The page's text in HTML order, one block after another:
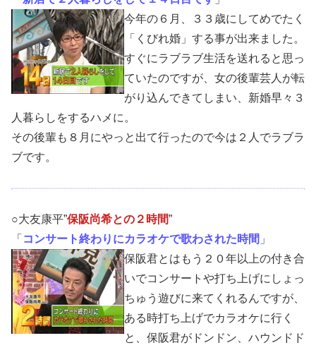
今年の６月、３３歳にしてめでたく
「くびれ婚」する事が出来ました。
すぐにラブラブ生活を送れると思っ
ていたのですが、女の後輩芸人が転
がり込んできてしまい、新婚早々３
人暮らしをするハメに。
その後輩も８月にやっと出て行ったので今は２人でラブラ
ブです。
○大友康平”保阪尚希との２時間”
「 コンサート終わりにカラオケで歌わされた時間 」
保阪君とはもう２０年以上の付き合
いでコンサートや打ち上げにしょっ
ちゅう遊びに来てくれるんですが、
ある時打ち上げでカラオケに行く
と、保阪君がドンドン、ハウンドド